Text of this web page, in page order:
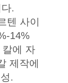
.
텐 사이
14%
칼에 자
제작에
.